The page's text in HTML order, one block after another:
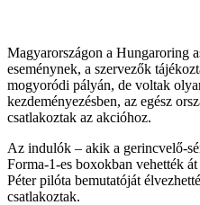
Magyarországon a Hungaroring
eseménynek, a szervezők
mogyoródi pályán, de voltak
kezdeményezésben, az egész
csatlakoztak az akcióhoz.
Az indulók – akik a gerincvelő-
Forma-1-es boxokban vehették
Péter pilóta bemutatóját
csatlakoztak.